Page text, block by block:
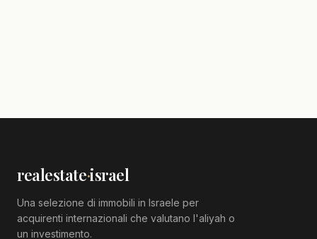
realestate·israel
Una selezione di immobili in Israele per
acquirenti internazionali che valutano l'aliyah o
un investimento.